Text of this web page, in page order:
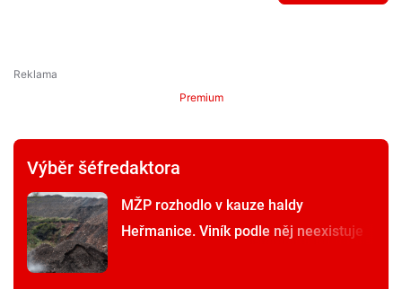
Premium
Výběr šéfredaktora
MŽP rozhodlo v kauze haldy
Heřmanice. Viník podle něj neexistuje